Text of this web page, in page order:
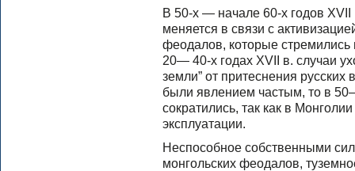
В 50-х — начале 60-х годов XVII
меняется в связи с
феодалов, которые
20— 40-х годах XVII в. случаи
земли” от притеснения
были явлением частым, то в
сократились, так как в
эксплуатации.
Неспособное собственными
монгольских феодалов,